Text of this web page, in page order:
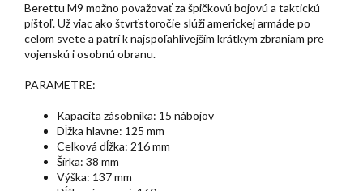
Berettu M9 možno považovať za špičkovú bojovú a taktickú
pištoľ. Už viac ako štvrťstoročie slúži americkej armáde po
celom svete a patrí k najspoľahlivejším krátkym zbraniam pre
vojenskú i osobnú obranu.
PARAMETRE:
Kapacita zásobníka: 15 nábojov
Dĺžka hlavne: 125 mm
Celková dĺžka: 216 mm
Šírka: 38 mm
Výška: 137 mm